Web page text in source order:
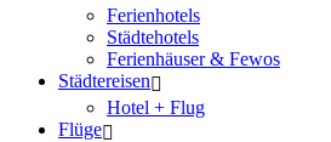
Ferienhotels
Städtehotels
Ferienhäuser & Fewos
Städtereisen
Hotel + Flug
Flüge